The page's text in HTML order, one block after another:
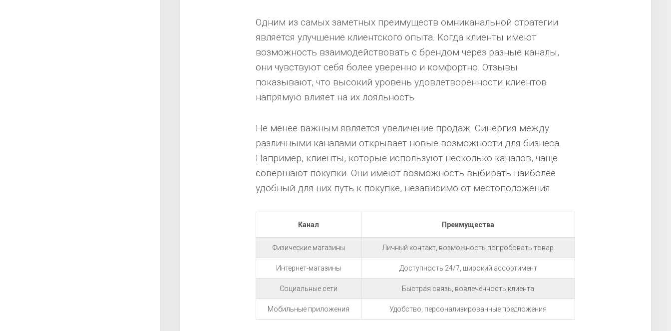
Одним из самых заметных преимуществ омниканальной стратегии
является улучшение клиентского опыта. Когда клиенты имеют
возможность взаимодействовать с брендом через разные каналы,
они чувствуют себя более уверенно и комфортно. Отзывы
показывают, что высокий уровень удовлетворённости клиентов
напрямую влияет на их лояльность.
Не менее важным является увеличение продаж. Синергия между
различными каналами открывает новые возможности для бизнеса.
Например, клиенты, которые используют несколько каналов, чаще
совершают покупки. Они имеют возможность выбирать наиболее
удобный для них путь к покупке, независимо от местоположения.
Канал Преимущества
Физические магазины Личный контакт, возможность попробовать товар
Интернет-магазины Доступность 24/7, широкий ассортимент
Социальные сети Быстрая связь, вовлеченность клиента
Мобильные приложения Удобство, персонализированные предложения